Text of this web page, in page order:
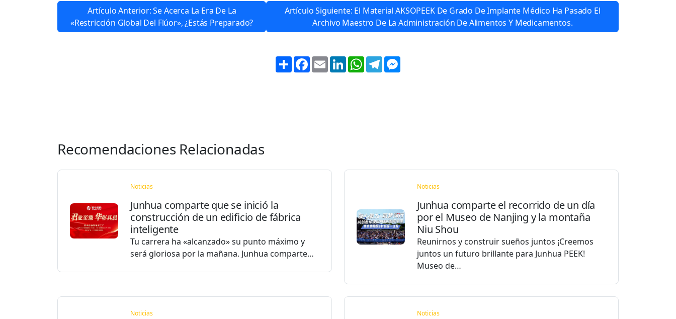
Artículo Anterior: Se Acerca La Era De La
«restricción Global Del Flúor», ¿estás Preparado?
Artículo Siguiente: El Material AKSOPEEK De Grado De Implante Médico Ha Pasado El
Archivo Maestro De La Administración De Alimentos Y Medicamentos.
ShareFacebook
EmailLinkedInWhatsApp
Telegram
Recomendaciones Relacionadas
Noticias
Junhua comparte que se inició la
construcción de un edificio de fábrica
inteligente
Tu carrera ha «alcanzado» su punto máximo y
será gloriosa por la mañana. Junhua comparte…
Noticias
Junhua comparte el recorrido de un día
por el Museo de Nanjing y la montaña
Niu Shou
Reunirnos y construir sueños juntos ¡Creemos
juntos un futuro brillante para Junhua PEEK!
Museo de…
Noticias Noticias